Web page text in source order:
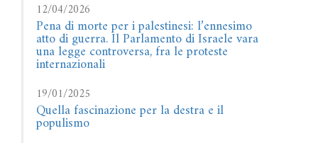
12/04/2026
Pena di morte per i palestinesi: l’ennesimo
atto di guerra. Il Parlamento di Israele vara
una legge controversa, fra le proteste
internazionali
19/01/2025
Quella fascinazione per la destra e il
populismo